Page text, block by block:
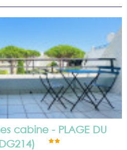
cabine - PLAGE DU
)